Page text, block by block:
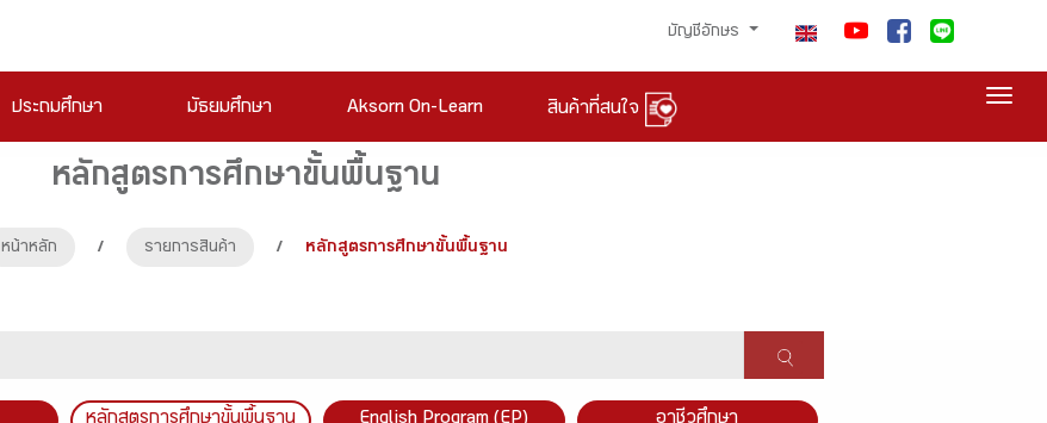
บัญชีอักษร
ประถมศึกษา มัธยมศึกษา Aksorn On-Learn สินค้าที่สนใจ
หลักสูตรการศึกษาขั้นพื้นฐาน
หน้าหลัก / รายการสินค้า / หลักสูตรการศึกษาขั้นพื้นฐาน
หลักสูตรการศึกษาขั้นพื้นฐาน English Program (EP) อาชีวศึกษา